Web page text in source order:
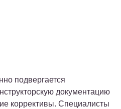
подвергается
документацию
коррективы. Специалисты